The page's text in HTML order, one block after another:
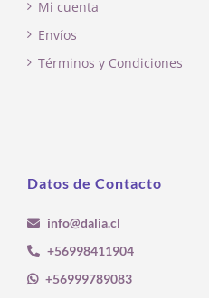
Mi cuenta
Envíos
Términos y Condiciones
Datos de Contacto
info@dalia.cl
+56998411904
+56999789083